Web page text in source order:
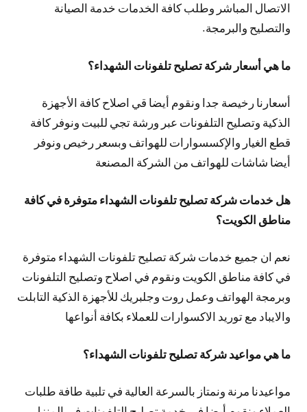
الاتصال المباشر وطلب كافة الخدمات خدمة الصيانة
والتصليح والبرمجة.
ما هي أسعار شركة تصليح تلفونات الشهداء؟
أسعارنا رخيصة جدا ونقوم أيضا قي اصلاح كافة الأجهزة
الذكية وتصليح التلفونات عبر ورشة تجي للبيت ونوفر كافة
قطع الغيار والإكسسوارات للهواتف وبسعر رخيص ونوفر
أيضا شاشات للهواتف من الشركة المصنعة
هل خدمات شركة تصليح تلفونات الشهداء متوفرة في كافة
مناطق الكويت؟
نعم ان جميع خدمات شركة تصليح تلفونات الشهداء متوفرة
في كافة مناطق الكويت ونقوم في اصلاح وتصليح التلفونات
وبرمجة الهواتف وعمل روت وجلبريك للأجهزة الذكية التابلت
والايباد مع توريد الاكسوارات للعملاء بكافة أنواعها
ما هي مواعيد شركة تصليح تلفونات الشهداء؟
مواعيدنا مرنة ونمتاز بالسرعة العالية في تلبية طافة طلبات